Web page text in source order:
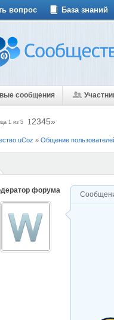
вопрос База знаний
сообщения
1 из 5 1 2345»
uCoz » Общение
форума